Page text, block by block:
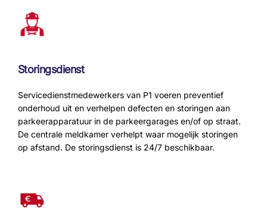
Storingsdienst
Servicedienstmedewerkers van P1 voeren preventief
onderhoud uit en verhelpen defecten en storingen aan
parkeerapparatuur in de parkeergarages en/of op straat.
De centrale meldkamer verhelpt waar mogelijk storingen
op afstand. De storingsdienst is 24/7 beschikbaar.